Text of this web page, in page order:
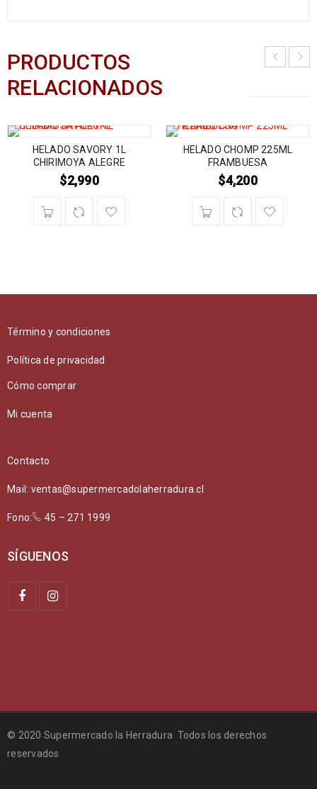
PRODUCTOS
RELACIONADOS
HELADO SAVORY 1L
CHIRIMOYA ALEGRE
$2,990
HELADO CHOMP 225ML
FRAMBUESA
$4,200
Término y condiciones
Política de privacidad
Cómo comprar
Mi cuenta
Contacto
Mail: ventas@supermercadolaherradura.cl
Fono: 45 – 271 1999
SÍGUENOS
© 2020 Supermercado la Herradura Todos los derechos
reservados